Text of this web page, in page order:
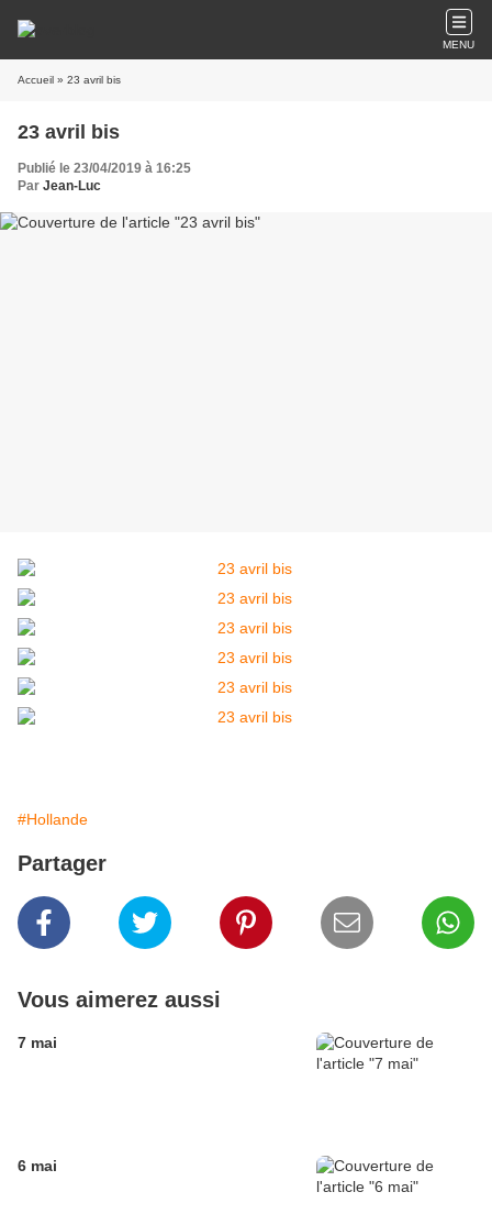
MENU
Accueil » 23 avril bis
23 avril bis
Publié le 23/04/2019 à 16:25
Par Jean-Luc
#Hollande
Partager
Vous aimerez aussi
7 mai
6 mai